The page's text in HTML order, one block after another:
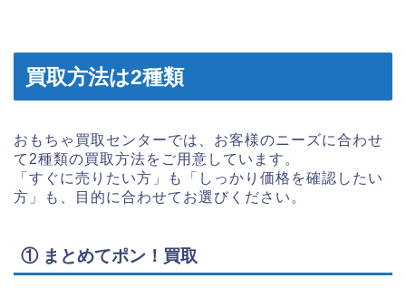
買取方法は2種類
おもちゃ買取センターでは、お客様のニーズに合わせ
て2種類の買取方法をご用意しています。
「すぐに売りたい方」も「しっかり価格を確認したい
方」も、目的に合わせてお選びください。
① まとめてポン！買取